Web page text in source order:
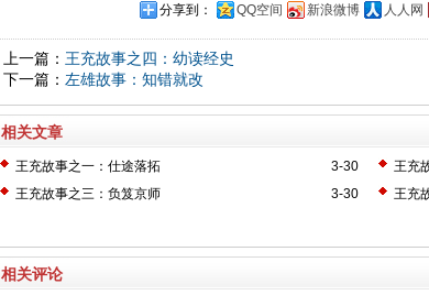
分享到：
QQ空间 新浪微博 人人网
上一篇： 王充故事之四：幼读经史
下一篇： 左雄故事：知错就改
相关文章
3-30
王充故事之一：仕途落拓
王充
3-30
王充故事之三：负笈京师 王充
相关评论